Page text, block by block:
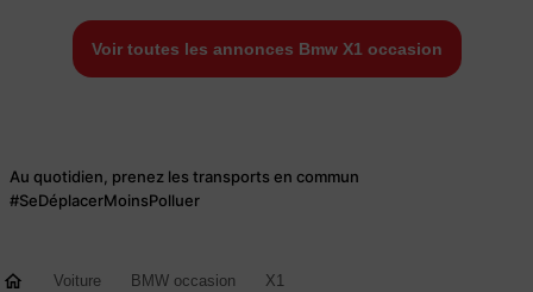
Voir toutes les annonces Bmw X1 occasion
Au quotidien, prenez les transports en commun
#SeDéplacerMoinsPolluer
Voiture BMW occasion
X1